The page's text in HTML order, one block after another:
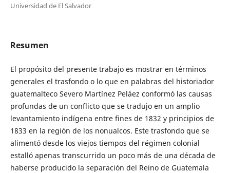
Universidad de El Salvador
Resumen
El propósito del presente trabajo es mostrar en términos
generales el trasfondo o lo que en palabras del historiador
guatemalteco Severo Martínez Peláez conformó las causas
profundas de un conflicto que se tradujo en un amplio
levantamiento indígena entre fines de 1832 y principios de
1833 en la región de los nonualcos. Este trasfondo que se
alimentó desde los viejos tiempos del régimen colonial
estalló apenas transcurrido un poco más de una década de
haberse producido la separación del Reino de Guatemala